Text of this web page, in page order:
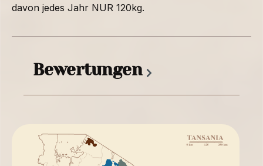
davon jedes Jahr NUR 120kg.
Bewertungen